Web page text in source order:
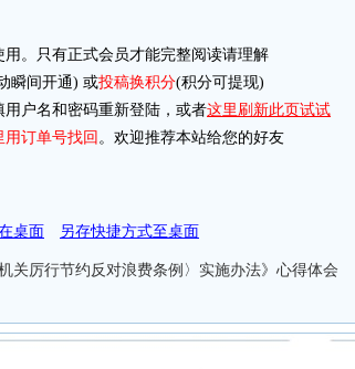
。只有正式会员才能完整阅读请理解
瞬间开通) 或投稿换积分(积分可提现)
用户名和密码重新登陆，或者这里刷新此页试试
用订单号找回 。欢迎推荐本站给您的好友
桌面 另存快捷方式至桌面
关厉行节约反对浪费条例〉实施办法》心得体会